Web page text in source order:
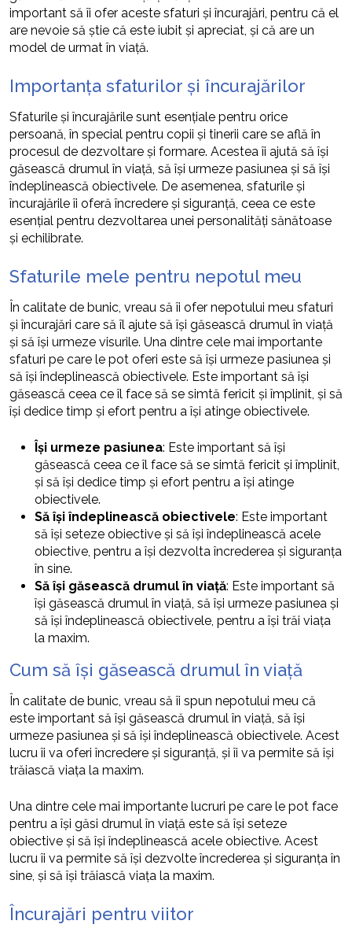
important să îi ofer aceste sfaturi și încurajări, pentru că el
are nevoie să știe că este iubit și apreciat, și că are un
model de urmat în viață.
Importanța sfaturilor și încurajărilor
Sfaturile și încurajările sunt esențiale pentru orice
persoană, în special pentru copii și tinerii care se află în
procesul de dezvoltare și formare. Acestea îi ajută să își
găsească drumul în viață, să își urmeze pasiunea și să își
îndeplinească obiectivele. De asemenea, sfaturile și
încurajările îi oferă încredere și siguranță, ceea ce este
esențial pentru dezvoltarea unei personalități sănătoase
și echilibrate.
Sfaturile mele pentru nepotul meu
În calitate de bunic, vreau să îi ofer nepotului meu sfaturi
și încurajări care să îl ajute să își găsească drumul în viață
și să își urmeze visurile. Una dintre cele mai importante
sfaturi pe care le pot oferi este să își urmeze pasiunea și
să își îndeplinească obiectivele. Este important să își
găsească ceea ce îl face să se simtă fericit și împlinit, și să
își dedice timp și efort pentru a își atinge obiectivele.
Își urmeze pasiunea: Este important să își
găsească ceea ce îl face să se simtă fericit și împlinit,
și să își dedice timp și efort pentru a își atinge
obiectivele.
Să își îndeplinească obiectivele: Este important
să își seteze obiective și să își îndeplinească acele
obiective, pentru a își dezvolta încrederea și siguranța
în sine.
Să își găsească drumul în viață: Este important să
își găsească drumul în viață, să își urmeze pasiunea și
să își îndeplinească obiectivele, pentru a își trăi viața
la maxim.
Cum să își găsească drumul în viață
În calitate de bunic, vreau să îi spun nepotului meu că
este important să își găsească drumul în viață, să își
urmeze pasiunea și să își îndeplinească obiectivele. Acest
lucru îi va oferi încredere și siguranță, și îi va permite să își
trăiască viața la maxim.
Una dintre cele mai importante lucruri pe care le pot face
pentru a își găsi drumul în viață este să își seteze
obiective și să își îndeplinească acele obiective. Acest
lucru îi va permite să își dezvolte încrederea și siguranța în
sine, și să își trăiască viața la maxim.
Încurajări pentru viitor